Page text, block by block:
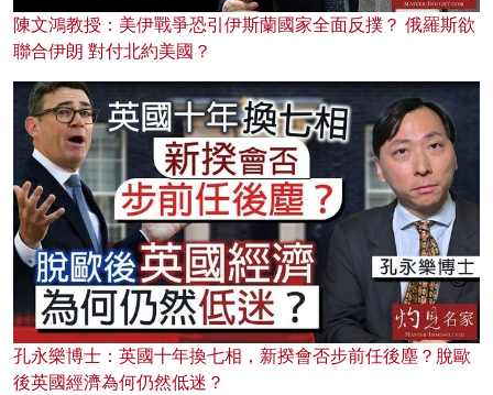
陳文鴻教授：美伊戰爭恐引伊斯蘭國家全面反撲？ 俄羅斯欲
聯合伊朗 對付北約美國？
孔永樂博士：英國十年換七相，新揆會否步前任後塵？脫歐
後英國經濟為何仍然低迷？